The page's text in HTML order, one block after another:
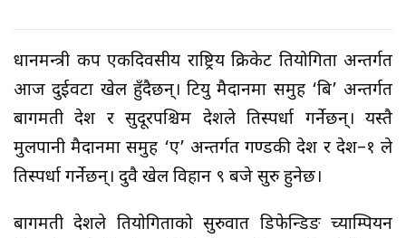
प्रधानमन्त्री कप एकदिवसीय राष्ट्रिय क्रिकेट प्रतियोगिता अन्तर्गत
आज दुईवटा खेल हुँदैछन्। टियु मैदानमा समुह ‘बि’ अन्तर्गत
बागमती प्रदेश र सुदूरपश्चिम प्रदेशले प्रतिस्पर्धा गर्नेछन्। यस्तै
मुलपानी मैदानमा समुह ‘ए’ अन्तर्गत गण्डकी प्रदेश र प्रदेश–१ ले
प्रतिस्पर्धा गर्नेछन्। दुवै खेल विहान ९ बजे सुरु हुनेछ।
बागमती प्रदेशले प्रतियोगिताको सुरुवात डिफेन्डिङ च्याम्पियन